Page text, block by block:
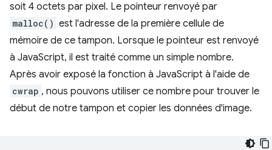
soit 4 octets par pixel. Le pointeur renvoyé par
malloc() est l'adresse de la première cellule de
mémoire de ce tampon. Lorsque le pointeur est renvoyé
à JavaScript, il est traité comme un simple nombre.
Après avoir exposé la fonction à JavaScript à l'aide de
cwrap , nous pouvons utiliser ce nombre pour trouver le
début de notre tampon et copier les données d'image.